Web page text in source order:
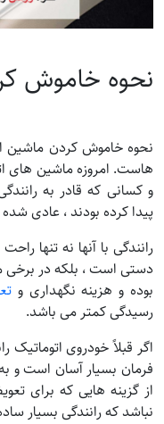
نحوه خاموش
نحوه خاموش کردن ماشین
هاست. امروزه ماشین های
و کسانی که قادر به
پیدا کرده بودند ، عادی شده
رانندگی با آنها نه تنها
دستی است ، بلکه در برخی
بوده و هزینه نگهداری و
رسیدگی کمتر می باشد.
اگر قبلاً خودروی
فرمان بسیار آسان است و
از گزینه هایی که برای
نباشد که رانندگی بسیار